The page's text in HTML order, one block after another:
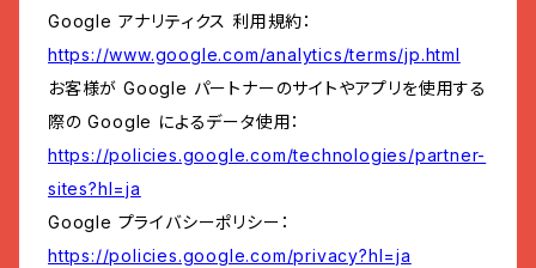
Google アナリティクス 利用規約：
https://www.google.com/analytics/terms/jp.html
お客様が Google パートナーのサイトやアプリを使用する
際の Google によるデータ使用：
https://policies.google.com/technologies/partner-
sites?hl=ja
Google プライバシーポリシー：
https://policies.google.com/privacy?hl=ja